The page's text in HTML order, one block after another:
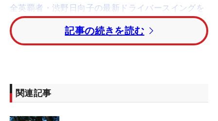
全英覇者・渋野日向子の最新ドライバースイングを
コマ送りで
同じく首位タイには、ニック・ワトニーとルーキー
ー（ともに米国）が続いた。
記事の続きを読む
関連記事